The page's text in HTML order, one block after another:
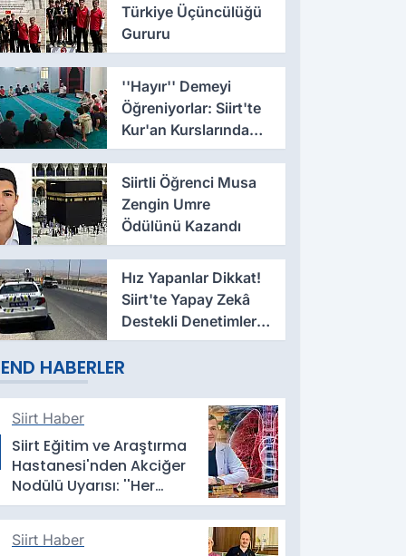
Türkiye Üçüncülüğü
Gururu
''Hayır'' Demeyi
Öğreniyorlar: Siirt'te
Kur'an Kurslarında
Mahremiyet Eğitimi
Siirtli Öğrenci Musa
Zengin Umre
Ödülünü Kazandı
Hız Yapanlar Dikkat!
Siirt'te Yapay Zekâ
Destekli Denetimler
Başladı
HABERLER
Siirt Haber
Siirt Eğitim ve Araştırma
Hastanesi'nden Akciğer
Nodülü Uyarısı: ''Her
Nodül Kanser Anlamına
Gelmez''
Siirt Haber